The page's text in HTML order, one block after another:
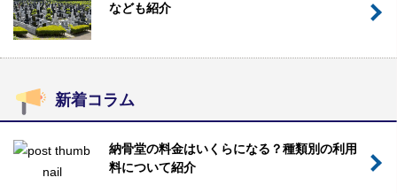
なども紹介
新着コラム
納骨堂の料金はいくらになる？種類別の利用
料について紹介